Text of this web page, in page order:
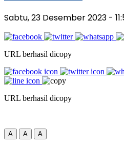
Sabtu, 23 Desember 2023 -
URL berhasil dicopy
URL berhasil dicopy
A A A